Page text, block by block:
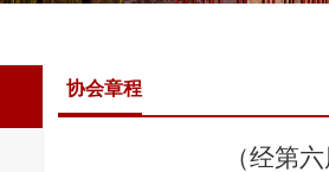
协会章程
（经第